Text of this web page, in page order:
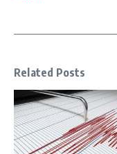
Related Posts